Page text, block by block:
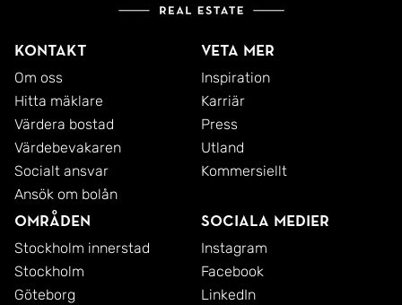
Kontakt
Om oss
Hitta mäklare
Värdera bostad
Värdebevakaren
Socialt ansvar
Ansök om bolån
Veta mer
Inspiration
Karriär
Press
Utland
Kommersiellt
Områden
Stockholm innerstad
Stockholm
Göteborg
Sociala medier
Instagram
Facebook
LinkedIn